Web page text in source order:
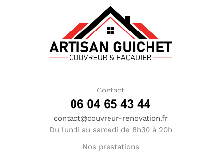
Contact
contact@couvreur-renovation.fr
Du lundi au samedi de 8h30 à 20h
Nos prestations